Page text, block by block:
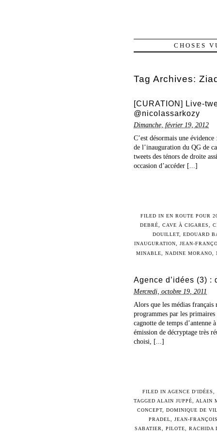
CHOSES
Tag Archives:
[CURATION] Live-
@nicolassarkozy
Dimanche, février 19, 2012
C’est désormais une
de l’inauguration du QG de
tweets des ténors de droite
occasion d’accéder [...]
FILED IN EN ROUTE POUR
DEBRÉ
CAVE À CIGARES
DOUILLET
EDOUARD
INAUGURATION
JEAN-
MINABLE
,NADINE MORANO ,
Agence d’idées (3) :
Mercredi, octobre 19, 2011
Alors que les médias français
programmes par les
cagnotte de temps
émission de décryptage très
choisi, [...]
FILED IN AGENCE D'IDÉES
TAGGED ALAIN JUPPÉ
ALAIN
CONCEPT, DOMINIQUE DE
PRADEL
JEAN-
SABATIER
PILOTE RACHIDA